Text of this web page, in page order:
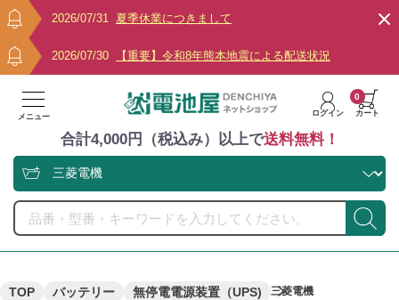
2026/07/31 夏季休業につきまして
2026/07/30 【重要】令和8年熊本地震による配送状況
メニュー ログイン カート
0
合計4,000円（税込み）以上で送料無料！
TOP バッテリー 無停電電源装置（UPS) 三菱電機